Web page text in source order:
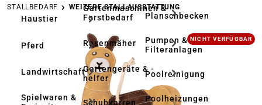
Haustier
Pferd
Landwirtschaft
Spielwaren &
Gartenmaschinen &
Forstbedarf
Rasenmäher
Gartengeräte & -
helfer
Schubkarren
Planschbecken
Pumpen &
Filteranlagen
Poolreinigung
Poolheizungen
STALLBEDARF WEITERE STALLAUSSTATTUNG
Bildergalerie überspringen NICHT VERFÜGBAR